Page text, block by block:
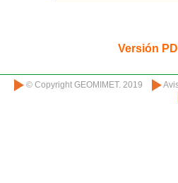
Versión
© Copyright GEOMIMET. 2019